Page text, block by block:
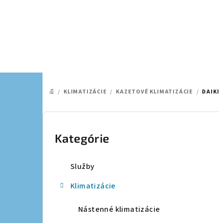
DOMOV
/ KLIMATIZÁCIE / KAZETOVÉ KLIMATIZÁCIE /
Preskočiť
kategórie
Kategórie
Služby
Klimatizácie
Nástenné klimatizácie